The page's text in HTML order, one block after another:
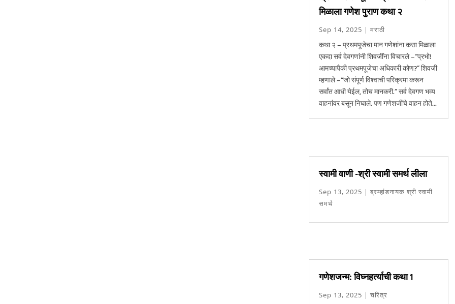
मिळाला गणेश पुराण कथा २
Sep 14, 2025 | मराठी
कथा २ – प्रथमपूजेचा मान गणेशांना कसा मिळाला
एकदा सर्व देवगणांनी शिवजींना विचारले –“प्रभो!
आमच्यापैकी प्रथमपूजेचा अधिकारी कोण?” शिवजी
म्हणाले –“जो संपूर्ण विश्वाची परिक्रमा करून
सर्वांत आधी येईल, तोच मानकरी.” सर्व देवगण भव्य
वाहनांवर बसून निघाले. पण गणेशजींचे वाहन होते...
स्वामी वाणी -श्री स्वामी समर्थ लीला
Sep 13, 2025 | ब्रम्हांडनायक श्री स्वामी
समर्थ
गणेशजन्म: विघ्नहर्त्याची कथा 1
Sep 13, 2025 | चरित्र